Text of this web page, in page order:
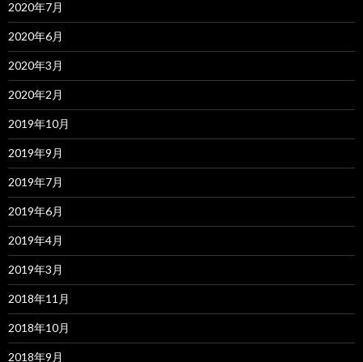
2020年7月
2020年6月
2020年3月
2020年2月
2019年10月
2019年9月
2019年7月
2019年6月
2019年4月
2019年3月
2018年11月
2018年10月
2018年9月